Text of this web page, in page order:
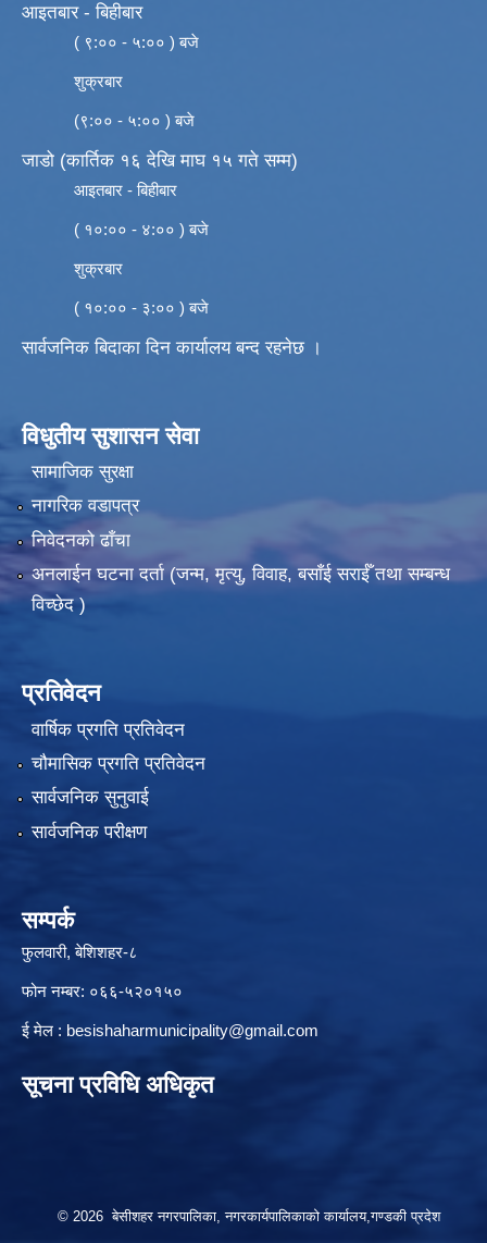
आइतबार - बिहीबार
( ९:०० - ५:०० ) बजे
शुक्रबार
(९:०० - ५:०० ) बजे
जाडो (कार्तिक १६ देखि माघ १५ गते सम्म)
आइतबार - बिहीबार
( १०:०० - ४:०० ) बजे
शुक्रबार
( १०:०० - ३:०० ) बजे
सार्वजनिक बिदाका दिन कार्यालय बन्द रहनेछ ।
विधुतीय सुशासन सेवा
सामाजिक सुरक्षा
नागरिक वडापत्र
निवेदनको ढाँचा
अनलाईन घटना दर्ता (जन्म, मृत्यु, विवाह, बसाँई सराईँ तथा सम्बन्ध
विच्छेद )
प्रतिवेदन
वार्षिक प्रगति प्रतिवेदन
चौमासिक प्रगति प्रतिवेदन
सार्वजनिक सुनुवाई
सार्वजनिक परीक्षण
सम्पर्क
फुलवारी, बेशिशहर-८
फोन नम्बर: ०६६-५२०१५०
ई मेल : besishaharmunicipality@gmail.com
सूचना प्रविधि अधिकृत
© 2026 बेसीशहर नगरपालिका, नगरकार्यपालिकाको कार्यालय,गण्डकी प्रदेश